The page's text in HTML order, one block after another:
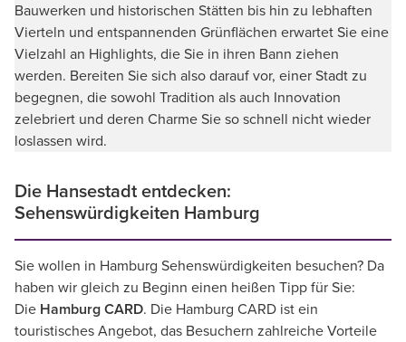
Bauwerken und historischen Stätten bis hin zu lebhaften
Vierteln und entspannenden Grünflächen erwartet Sie eine
Vielzahl an Highlights, die Sie in ihren Bann ziehen
werden. Bereiten Sie sich also darauf vor, einer Stadt zu
begegnen, die sowohl Tradition als auch Innovation
zelebriert und deren Charme Sie so schnell nicht wieder
loslassen wird.
Die Hansestadt entdecken:
Sehenswürdigkeiten Hamburg
Sie wollen in Hamburg Sehenswürdigkeiten besuchen? Da
haben wir gleich zu Beginn einen heißen Tipp für Sie:
Die Hamburg CARD. Die Hamburg CARD ist ein
touristisches Angebot, das Besuchern zahlreiche Vorteile